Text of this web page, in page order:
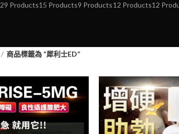
29 Products15 Products9 Products12 Products12
商品標籤為 “犀利士ED”